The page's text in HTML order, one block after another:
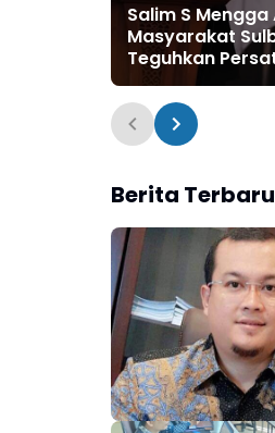
Salim S Mengga
Masyarakat
Teguhkan
Hari Kesaktian
Berita Terbaru